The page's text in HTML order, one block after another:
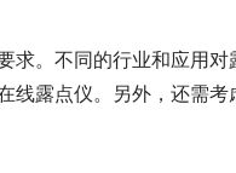
求。不同的行业和应用对
露点仪。另外，还需考